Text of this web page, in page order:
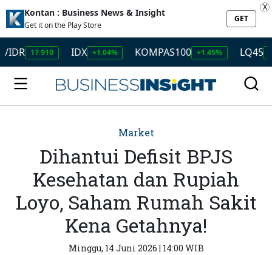
Kontan : Business News & Insight
Get it on the Play Store
GET
X
17.910 IDX +1.04% KOMPAS100 +1.45% LQ45 +1.50%
Market
Dihantui Defisit BPJS
Kesehatan dan Rupiah
Loyo, Saham Rumah Sakit
Kena Getahnya!
Minggu, 14 Juni 2026 | 14:00 WIB